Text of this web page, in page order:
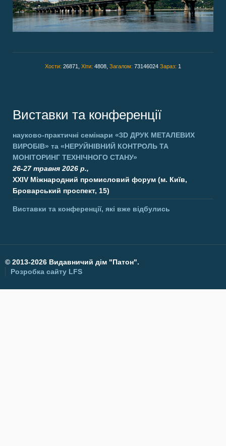
Хости: 26871, Хіти: 4808, Загалом: 73146024 Зараз: 1
Виставки та конференції
науково-практичні семінари «3D ДРУК МЕТАЛЕВИХ
ВИРОБІВ» та «НЕРУЙНІВНИЙ КОНТРОЛЬ ТА
МОНІТОРИНГ ТЕХНІЧНОГО СТАНУ»
26-27 травня 2026 р.,
XXIV Міжнародний промисловий форум (м. Київ,
Броварський проспект, 15)
Виставки та конференції, які вже відбулись
© 2013-2026 Видавничий дім "Патон".
Розробка сайту LFS